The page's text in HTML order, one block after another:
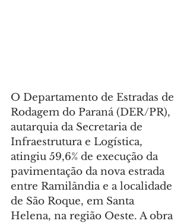
O Departamento de Estradas de
Rodagem do Paraná (DER/PR),
autarquia da Secretaria de
Infraestrutura e Logística,
atingiu 59,6% de execução da
pavimentação da nova estrada
entre Ramilândia e a localidade
de São Roque, em Santa
Helena, na região Oeste. A obra